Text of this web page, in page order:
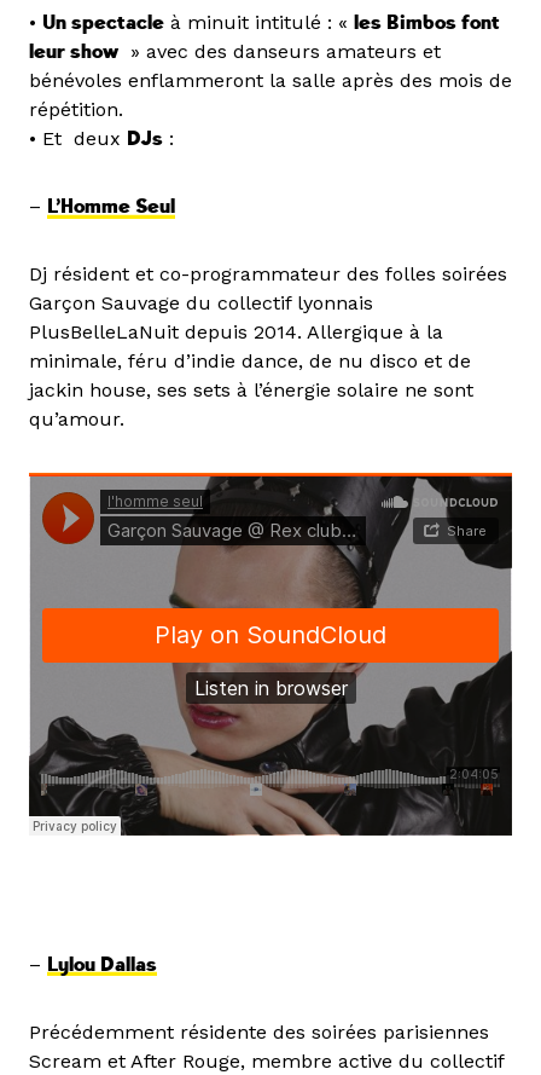
• Un spectacle à minuit intitulé : « les Bimbos font
leur show » avec des danseurs amateurs et
bénévoles enflammeront la salle après des mois de
répétition.
• Et deux DJs :
– L’Homme Seul
Dj résident et co-programmateur des folles soirées
Garçon Sauvage du collectif lyonnais
PlusBelleLaNuit depuis 2014. Allergique à la
minimale, féru d’indie dance, de nu disco et de
jackin house, ses sets à l’énergie solaire ne sont
qu’amour.
– Lylou Dallas
Précédemment résidente des soirées parisiennes
Scream et After Rouge, membre active du collectif